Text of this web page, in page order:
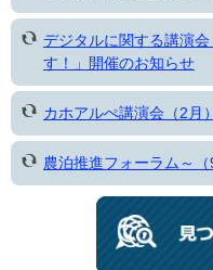
デジタルに関する講演
す！」開催のお知らせ
カホアルぺ講演会（2月）
農泊推進フォーラム～（